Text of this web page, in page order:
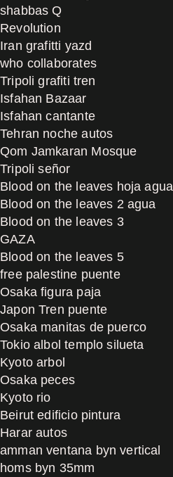
shabbas Q
Revolution
Iran grafitti yazd
who collaborates
Tripoli grafiti tren
Isfahan Bazaar
Isfahan cantante
Tehran noche autos
Qom Jamkaran Mosque
Tripoli señor
Blood on the leaves hoja agua
Blood on the leaves 2 agua
Blood on the leaves 3
GAZA
Blood on the leaves 5
free palestine puente
Osaka figura paja
Japon Tren puente
Osaka manitas de puerco
Tokio albol templo silueta
Kyoto arbol
Osaka peces
Kyoto rio
Beirut edificio pintura
Harar autos
amman ventana byn vertical
homs byn 35mm